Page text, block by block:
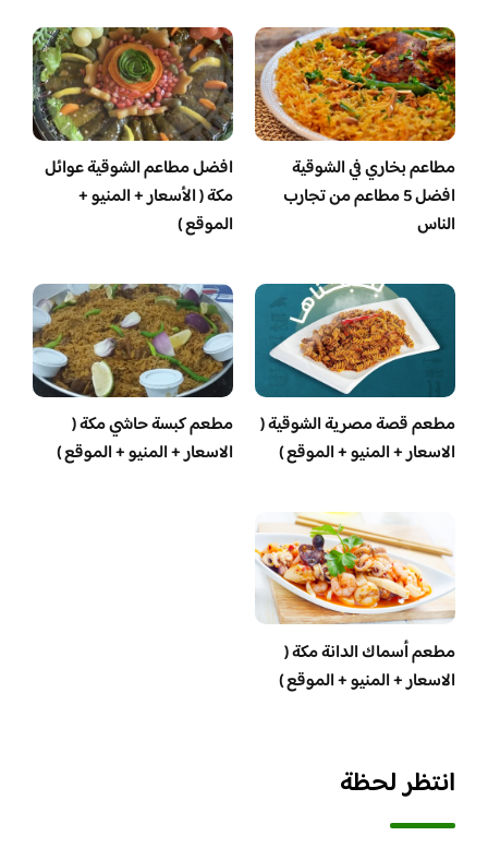
مطاعم بخاري في الشوقية
افضل 5 مطاعم من تجارب
الناس
افضل مطاعم الشوقية عوائل
مكة ( الأسعار + المنيو +
الموقع )
مطعم قصة مصرية الشوقية (
الاسعار + المنيو + الموقع )
مطعم كبسة حاشي مكة (
الاسعار + المنيو + الموقع )
مطعم أسماك الدانة مكة (
الاسعار + المنيو + الموقع )
انتظر لحظة